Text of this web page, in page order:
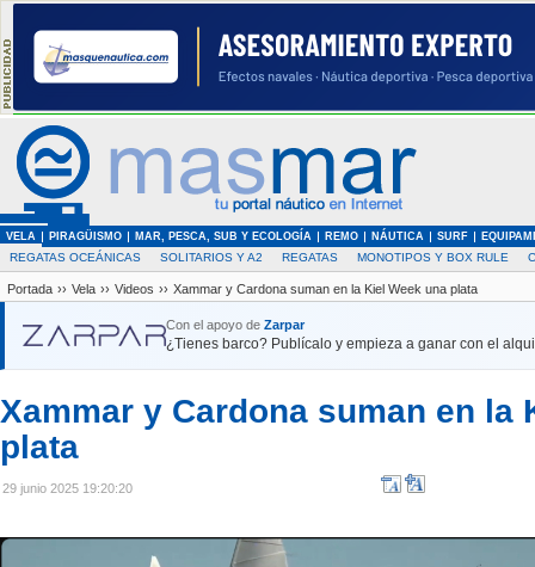
VELA PIRAGÜISMO MAR, PESCA, SUB Y ECOLOGÍA REMO NÁUTICA SURF
REGATAS OCEÁNICAS SOLITARIOS Y A2 REGATAS MONOTIPOS Y BOX RULE
Portada ›› Vela ›› Videos ›› Xammar y Cardona suman en la Kiel Week una plata
Con el apoyo de Zarpar
¿Tienes barco? Publícalo y empieza a ganar con el
Xammar y Cardona suman en la
plata
29 junio 2025 19:20:20